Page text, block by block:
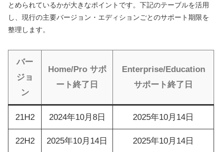
とめられているかが大きなポイントです。下記のテーブルを活用
し、現行の主要バージョン・エディションごとのサポート期限を
整理します。
バー
ジョ
ン
Home/Pro サポ
ート終了日
Enterprise/Education
サポート終了日
21H2 2024年10月8日 2025年10月14日
22H2 2025年10月14日 2025年10月14日